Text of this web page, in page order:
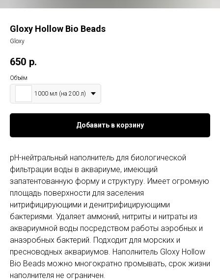
Gloxy Hollow Bio Beads
Gloxy
650 р.
Объём
1000 мл (на 200 л)
Добавить в корзину
pH-нейтральный наполнитель для биологической
фильтрации воды в аквариуме, имеющий
запатентованную форму и структуру. Имеет огромную
площадь поверхности для заселения
нитрифицирующими и денитрифицирующими
бактериями. Удаляет аммоний, нитриты и нитраты из
аквариумной воды посредством работы аэробных и
анаэробных бактерий. Подходит для морских и
пресноводных аквариумов. Наполнитель Gloxy Hollow
Bio Beads можно многократно промывать, срок жизни
наполнителя не ограничен.